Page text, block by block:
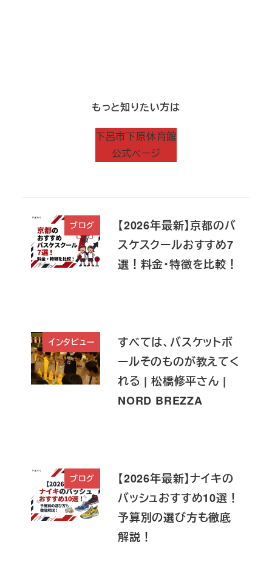
もっと知りたい方は
下呂市下原体育館
公式ページ
ブログ
【2026年最新】京都のバ
スケスクールおすすめ7
選！料金・特徴を比較！
インタビュー
すべては、バスケットボ
ールそのものが教えてく
れる | 松橋修平さん |
NORD BREZZA
ブログ
【2026年最新】ナイキの
バッシュおすすめ10選！
予算別の選び方も徹底
解説！